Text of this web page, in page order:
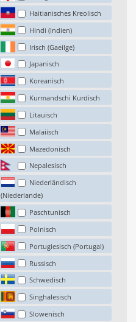
Haitianisches Kreolisch
Hindi (Indien)
Irisch (Gaeilge)
Japanisch
Koreanisch
Kurmandschi Kurdisch
Litauisch
Malaiisch
Mazedonisch
Nepalesisch
Niederländisch
(Niederlande)
Paschtunisch
Polnisch
Portugiesisch (Portugal)
Russisch
Schwedisch
Singhalesisch
Slowenisch